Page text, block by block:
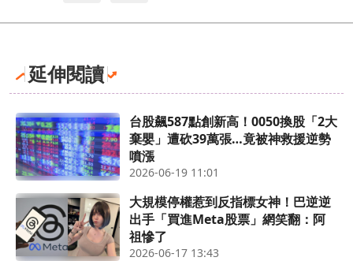
延伸閱讀
台股飆587點創新高！0050換股「2大
棄嬰」遭砍39萬張…竟被神救援逆勢
噴漲
2026-06-19 11:01
大規模停權惹到反指標女神！巴逆逆
出手「買進Meta股票」網笑翻：阿
祖慘了
2026-06-17 13:43